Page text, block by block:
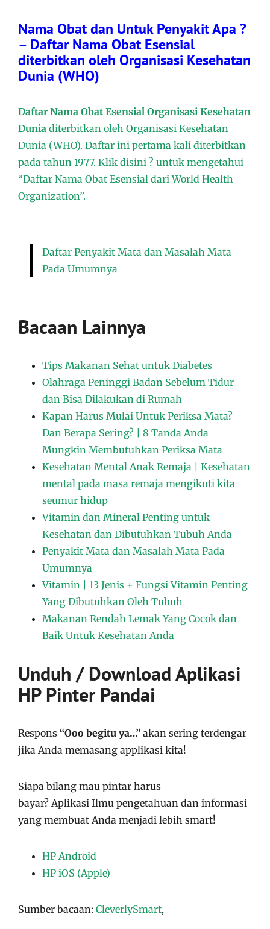
Nama Obat dan Untuk Penyakit Apa ?
– Daftar Nama Obat Esensial
diterbitkan oleh Organisasi Kesehatan
Dunia (WHO)
Daftar Nama Obat Esensial Organisasi Kesehatan
Dunia diterbitkan oleh Organisasi Kesehatan
Dunia (WHO). Daftar ini pertama kali diterbitkan
pada tahun 1977. Klik disini ? untuk mengetahui
“Daftar Nama Obat Esensial dari World Health
Organization”.
Daftar Penyakit Mata dan Masalah Mata
Pada Umumnya
Bacaan Lainnya
Tips Makanan Sehat untuk Diabetes
Olahraga Peninggi Badan Sebelum Tidur
dan Bisa Dilakukan di Rumah
Kapan Harus Mulai Untuk Periksa Mata?
Dan Berapa Sering? | 8 Tanda Anda
Mungkin Membutuhkan Periksa Mata
Kesehatan Mental Anak Remaja | Kesehatan
mental pada masa remaja mengikuti kita
seumur hidup
Vitamin dan Mineral Penting untuk
Kesehatan dan Dibutuhkan Tubuh Anda
Penyakit Mata dan Masalah Mata Pada
Umumnya
Vitamin | 13 Jenis + Fungsi Vitamin Penting
Yang Dibutuhkan Oleh Tubuh
Makanan Rendah Lemak Yang Cocok dan
Baik Untuk Kesehatan Anda
Unduh / Download Aplikasi
HP Pinter Pandai
Respons “Ooo begitu ya…” akan sering terdengar
jika Anda memasang applikasi kita!
Siapa bilang mau pintar harus
bayar? Aplikasi Ilmu pengetahuan dan informasi
yang membuat Anda menjadi lebih smart!
HP Android
HP iOS (Apple)
Sumber bacaan: CleverlySmart,